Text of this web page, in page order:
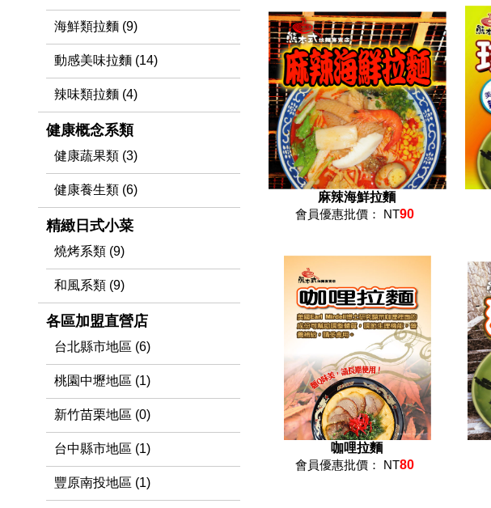
麻辣海鮮拉麵
會員優惠批價： NT90
咖哩拉麵
會員優惠批價： NT80
海鮮類拉麵 (9)
動感美味拉麵 (14)
辣味類拉麵 (4)
健康概念系類
健康蔬果類 (3)
健康養生類 (6)
精緻日式小菜
燒烤系類 (9)
和風系類 (9)
各區加盟直營店
台北縣市地區 (6)
桃園中壢地區 (1)
新竹苗栗地區 (0)
台中縣市地區 (1)
豐原南投地區 (1)